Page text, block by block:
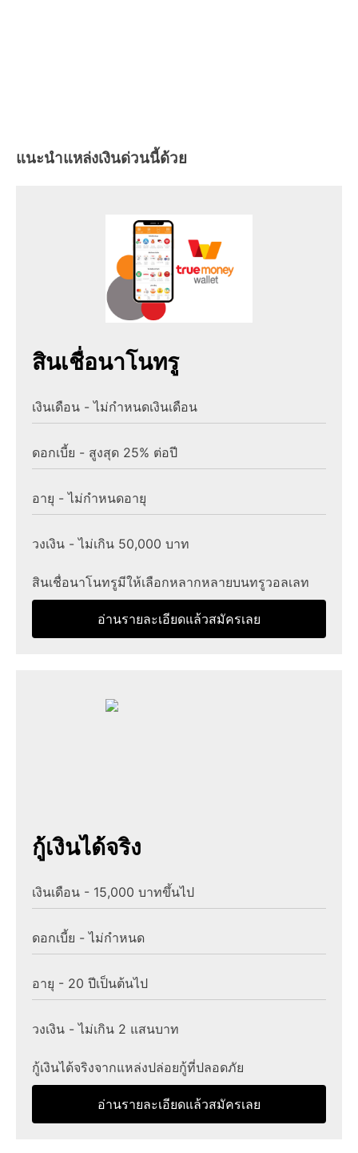
แนะนำแหล่งเงินด่วนนี้ด้วย
สินเชื่อนาโนทรู
เงินเดือน - ไม่กำหนดเงินเดือน
ดอกเบี้ย - สูงสุด 25% ต่อปี
อายุ - ไม่กำหนดอายุ
วงเงิน - ไม่เกิน 50,000 บาท
สินเชื่อนาโนทรูมีให้เลือกหลากหลายบนทรูวอลเลท
อ่านรายละเอียดแล้วสมัครเลย
กู้เงินได้จริง
เงินเดือน - 15,000 บาทขึ้นไป
ดอกเบี้ย - ไม่กำหนด
อายุ - 20 ปีเป็นต้นไป
วงเงิน - ไม่เกิน 2 แสนบาท
กู้เงินได้จริงจากแหล่งปล่อยกู้ที่ปลอดภัย
อ่านรายละเอียดแล้วสมัครเลย